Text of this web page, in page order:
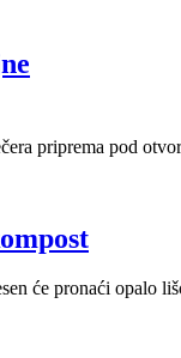
priprema pod
će pronaći opalo